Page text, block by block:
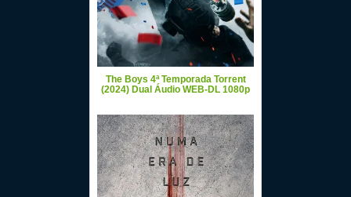
The Boys 4ª Temporada Torrent
(2024) Dual Áudio WEB-DL 1080p